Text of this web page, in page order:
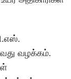
வழக்கம்.